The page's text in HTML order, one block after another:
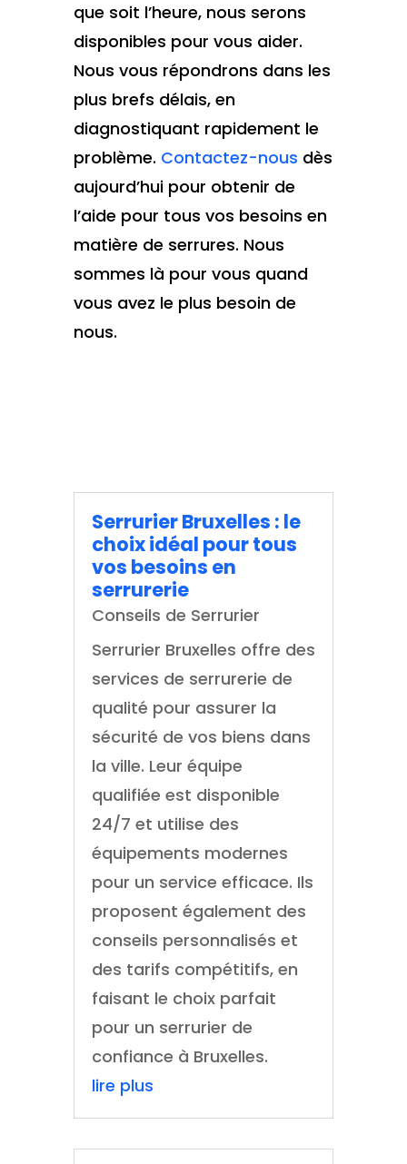
que soit l’heure, nous serons
disponibles pour vous aider.
Nous vous répondrons dans les
plus brefs délais, en
diagnostiquant rapidement le
problème. Contactez-nous dès
aujourd’hui pour obtenir de
l’aide pour tous vos besoins en
matière de serrures. Nous
sommes là pour vous quand
vous avez le plus besoin de
nous.
Serrurier Bruxelles : le
choix idéal pour tous
vos besoins en
serrurerie
Conseils de Serrurier
Serrurier Bruxelles offre des
services de serrurerie de
qualité pour assurer la
sécurité de vos biens dans
la ville. Leur équipe
qualifiée est disponible
24/7 et utilise des
équipements modernes
pour un service efficace. Ils
proposent également des
conseils personnalisés et
des tarifs compétitifs, en
faisant le choix parfait
pour un serrurier de
confiance à Bruxelles.
lire plus